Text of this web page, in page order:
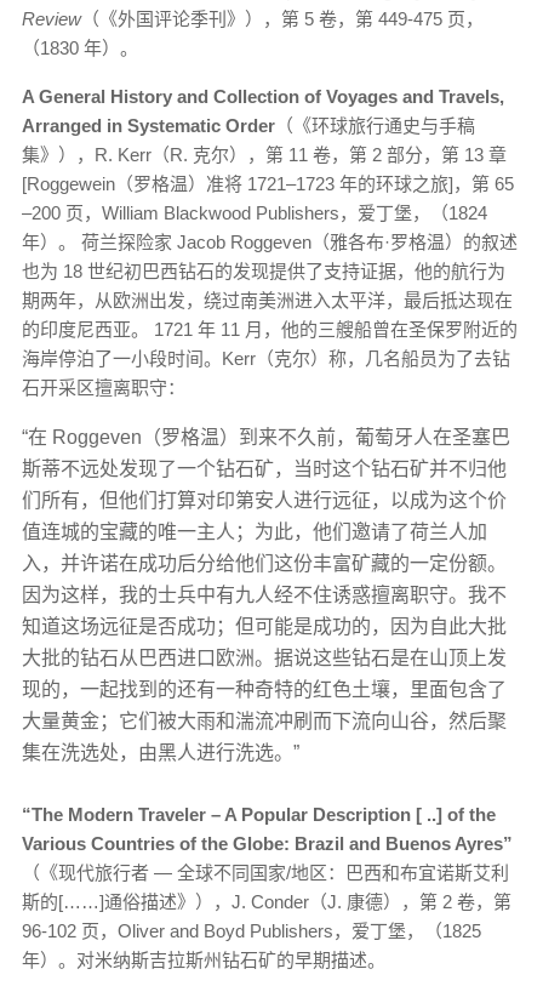
Review（《外国评论季刊》），第 5 卷，第 449-475 页，
（1830 年）。
A General History and Collection of Voyages and Travels,
Arranged in Systematic Order （《环球旅行通史与手稿
集》），R. Kerr（R. 克尔），第 11 卷，第 2 部分，第 13 章
[Roggewein（罗格温）准将 1721–1723 年的环球之旅]，第 65
–200 页，William Blackwood Publishers，爱丁堡，（1824
年）。 荷兰探险家 Jacob Roggeven（雅各布·罗格温）的叙述
也为 18 世纪初巴西钻石的发现提供了支持证据，他的航行为
期两年，从欧洲出发，绕过南美洲进入太平洋，最后抵达现在
的印度尼西亚。 1721 年 11 月，他的三艘船曾在圣保罗附近的
海岸停泊了一小段时间。Kerr（克尔）称，几名船员为了去钻
石开采区擅离职守：
“在 Roggeven（罗格温）到来不久前，葡萄牙人在圣塞巴
斯蒂不远处发现了一个钻石矿，当时这个钻石矿并不归他
们所有，但他们打算对印第安人进行远征，以成为这个价
值连城的宝藏的唯一主人；为此，他们邀请了荷兰人加
入，并许诺在成功后分给他们这份丰富矿藏的一定份额。
因为这样，我的士兵中有九人经不住诱惑擅离职守。我不
知道这场远征是否成功；但可能是成功的，因为自此大批
大批的钻石从巴西进口欧洲。据说这些钻石是在山顶上发
现的，一起找到的还有一种奇特的红色土壤，里面包含了
大量黄金；它们被大雨和湍流冲刷而下流向山谷，然后聚
集在洗选处，由黑人进行洗选。”
“The Modern Traveler – A Popular Description [ ..] of the
Various Countries of the Globe: Brazil and Buenos Ayres”
（《现代旅行者 — 全球不同国家/地区：巴西和布宜诺斯艾利
斯的[……]通俗描述》），J. Conder（J. 康德），第 2 卷，第
96-102 页，Oliver and Boyd Publishers，爱丁堡，（1825
年）。对米纳斯吉拉斯州钻石矿的早期描述。